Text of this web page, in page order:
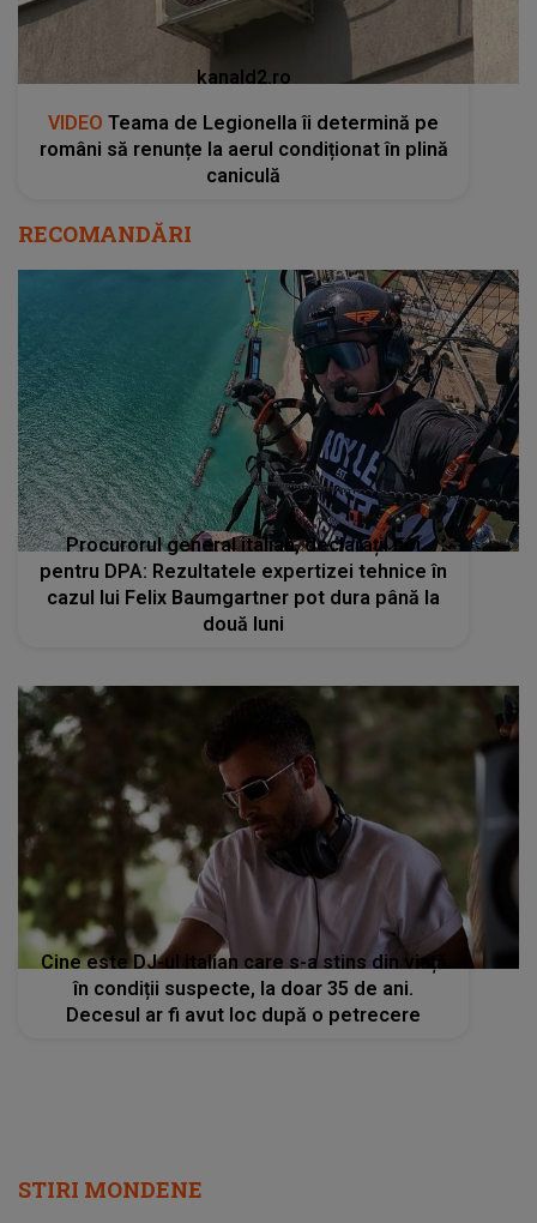
kanald2.ro
VIDEO Teama de Legionella îi determină pe
români să renunțe la aerul condiționat în plină
caniculă
RECOMANDĂRI
Procurorul general italian, declarații noi
pentru DPA: Rezultatele expertizei tehnice în
cazul lui Felix Baumgartner pot dura până la
două luni
Cine este DJ-ul italian care s-a stins din viață
în condiții suspecte, la doar 35 de ani.
Decesul ar fi avut loc după o petrecere
STIRI MONDENE